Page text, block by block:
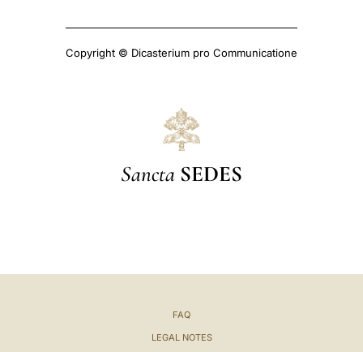
Copyright © Dicasterium pro Communicatione
Sancta SEDES
FAQ
LEGAL NOTES